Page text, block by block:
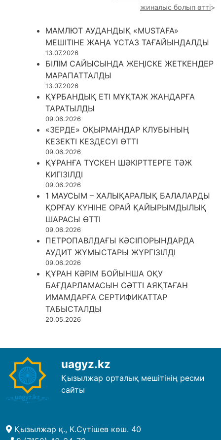
жиналыс болып өтті
МАМЛЮТ АУДАНДЫҚ «MUSTAFA»
МЕШІТІНЕ ЖАҢА ҰСТАЗ ТАҒАЙЫНДАЛДЫ
13.07.2026
БІЛІМ САЙЫСЫНДА ЖЕҢІСКЕ ЖЕТКЕНДЕР
МАРАПАТТАЛДЫ
13.07.2026
ҚҰРБАНДЫҚ ЕТІ МҰҚТАЖ ЖАНДАРҒА
ТАРАТЫЛДЫ
09.06.2026
«ЗЕРДЕ» ОҚЫРМАНДАР КЛУБЫНЫҢ
КЕЗЕКТІ КЕЗДЕСУІ ӨТТІ
09.06.2026
ҚҰРАНҒА ТҮСКЕН ШӘКІРТТЕРГЕ ТӘЖ
КИГІЗІЛДІ
09.06.2026
1 МАУСЫМ – ХАЛЫҚАРАЛЫҚ БАЛАЛАРДЫ
ҚОРҒАУ КҮНІНЕ ОРАЙ ҚАЙЫРЫМДЫЛЫҚ
ШАРАСЫ ӨТТІ
09.06.2026
ПЕТРОПАВЛДАҒЫ КӘСІПОРЫНДАРДА
АУДИТ ЖҰМЫСТАРЫ ЖҮРГІЗІЛДІ
09.06.2026
ҚҰРАН КӘРІМ БОЙЫНША ОҚУ
БАҒДАРЛАМАСЫН СӘТТІ АЯҚТАҒАН
ИМАМДАРҒА СЕРТИФИКАТТАР
ТАБЫСТАЛДЫ
20.05.2026
uagyz.kz
Қызылжар орталық мешітінің ресми
сайты
Қызылжар қ., К.Сүтішев көш. 40